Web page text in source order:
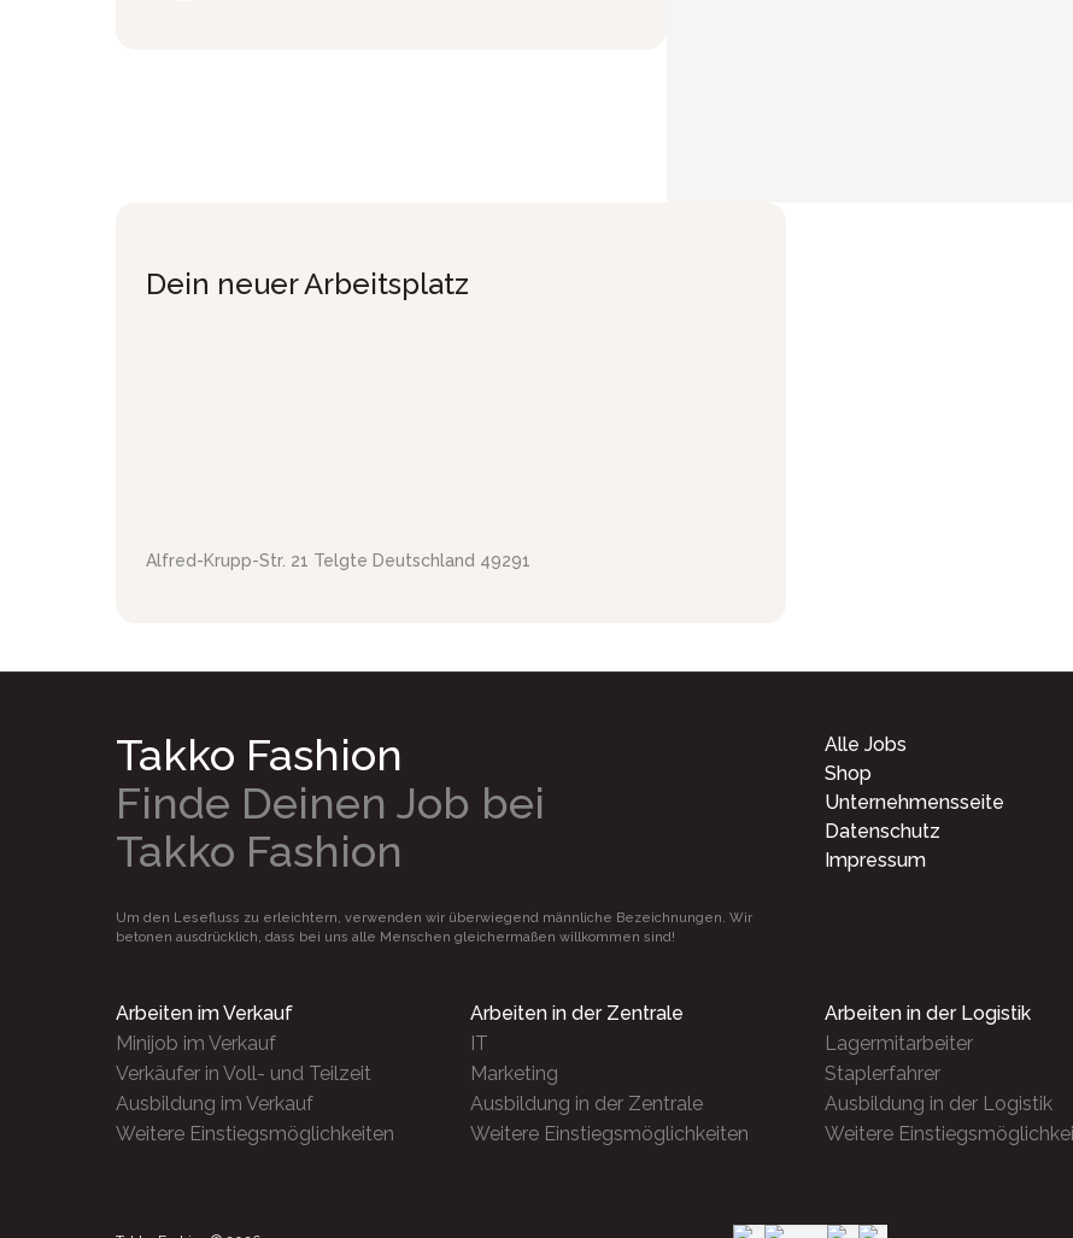
Dein neuer Arbeitsplatz
Alfred-Krupp-Str. 21 Telgte Deutschland 49291
Takko Fashion
Finde Deinen Job bei
Takko Fashion
Um den Lesefluss zu erleichtern, verwenden wir überwiegend männliche Bezeichnungen. Wir
betonen ausdrücklich, dass bei uns alle Menschen gleichermaßen willkommen sind!
Alle Jobs
Shop
Unternehmensseite
Datenschutz
Impressum
Arbeiten im Verkauf
Minijob im Verkauf
Verkäufer in Voll- und Teilzeit
Ausbildung im Verkauf
Weitere Einstiegsmöglichkeiten
Arbeiten in der Zentrale
IT
Marketing
Ausbildung in der Zentrale
Weitere Einstiegsmöglichkeiten
Arbeiten in der Logistik
Lagermitarbeiter
Staplerfahrer
Ausbildung in der Logistik
Weitere